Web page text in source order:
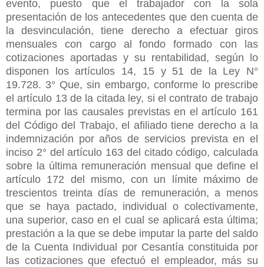
evento, puesto que el trabajador con la sola
presentación de los antecedentes que den cuenta de
la desvinculación, tiene derecho a efectuar giros
mensuales con cargo al fondo formado con las
cotizaciones aportadas y su rentabilidad, según lo
disponen los artículos 14, 15 y 51 de la Ley N°
19.728. 3° Que, sin embargo, conforme lo prescribe
el artículo 13 de la citada ley, si el contrato de trabajo
termina por las causales previstas en el artículo 161
del Código del Trabajo, el afiliado tiene derecho a la
indemnización por años de servicios prevista en el
inciso 2° del artículo 163 del citado código, calculada
sobre la última remuneración mensual que define el
artículo 172 del mismo, con un límite máximo de
trescientos treinta días de remuneración, a menos
que se haya pactado, individual o colectivamente,
una superior, caso en el cual se aplicará esta última;
prestación a la que se debe imputar la parte del saldo
de la Cuenta Individual por Cesantía constituida por
las cotizaciones que efectuó el empleador, más su